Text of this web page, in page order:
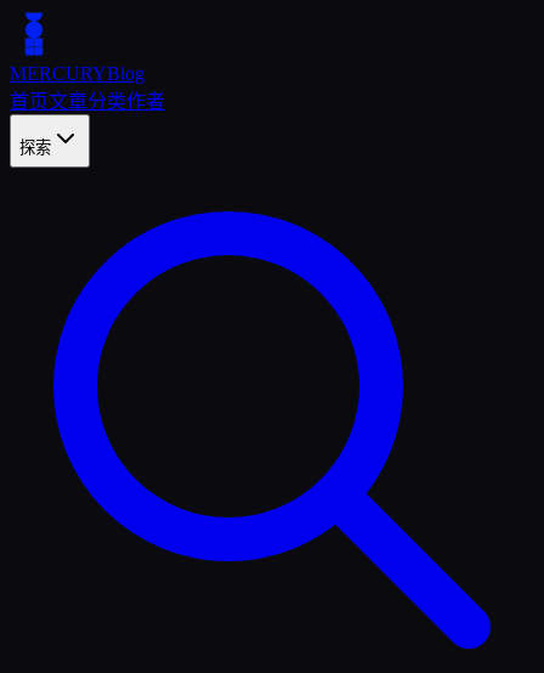
MERCURYBlog
首页文章分类作者
探索